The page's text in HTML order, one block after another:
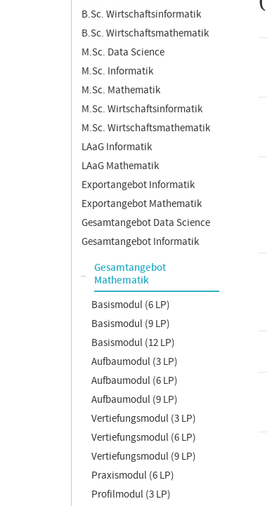
B.Sc. Wirtschaftsinformatik
B.Sc. Wirtschaftsmathematik
M.Sc. Data Science
M.Sc. Informatik
M.Sc. Mathematik
M.Sc. Wirtschaftsinformatik
M.Sc. Wirtschaftsmathematik
LAaG Informatik
LAaG Mathematik
Exportangebot Informatik
Exportangebot Mathematik
Gesamtangebot Data Science
Gesamtangebot Informatik
Gesamtangebot
Mathematik
Basismodul (6 LP)
Basismodul (9 LP)
Basismodul (12 LP)
Aufbaumodul (3 LP)
Aufbaumodul (6 LP)
Aufbaumodul (9 LP)
Vertiefungsmodul (3 LP)
Vertiefungsmodul (6 LP)
Vertiefungsmodul (9 LP)
Praxismodul (6 LP)
Profilmodul (3 LP)